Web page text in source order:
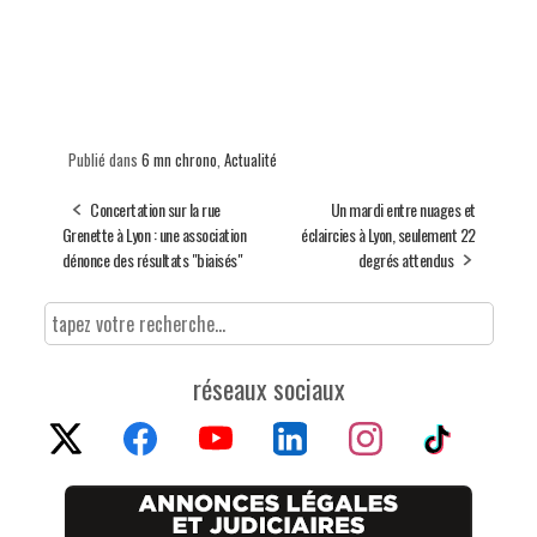
Publié dans 6 mn chrono, Actualité
Concertation sur la rue
Grenette à Lyon : une association
dénonce des résultats "biaisés"
Un mardi entre nuages et
éclaircies à Lyon, seulement 22
degrés attendus
réseaux sociaux